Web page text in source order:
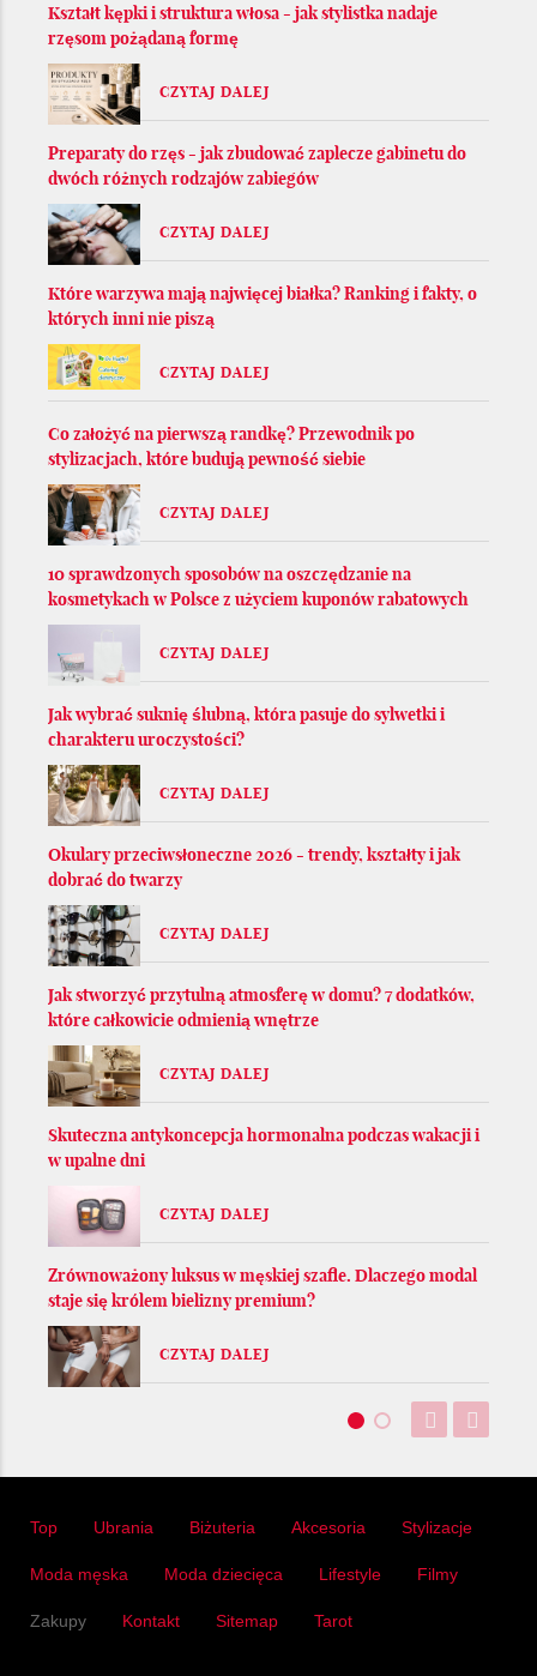
Kształt kępki i struktura włosa - jak stylistka nadaje
rzęsom pożądaną formę
CZYTAJ DALEJ
Preparaty do rzęs - jak zbudować zaplecze gabinetu do
dwóch różnych rodzajów zabiegów
CZYTAJ DALEJ
Które warzywa mają najwięcej białka? Ranking i fakty, o
których inni nie piszą
CZYTAJ DALEJ
Co założyć na pierwszą randkę? Przewodnik po
stylizacjach, które budują pewność siebie
CZYTAJ DALEJ
10 sprawdzonych sposobów na oszczędzanie na
kosmetykach w Polsce z użyciem kuponów rabatowych
CZYTAJ DALEJ
Jak wybrać suknię ślubną, która pasuje do sylwetki i
charakteru uroczystości?
CZYTAJ DALEJ
Okulary przeciwsłoneczne 2026 - trendy, kształty i jak
dobrać do twarzy
CZYTAJ DALEJ
Jak stworzyć przytulną atmosferę w domu? 7 dodatków,
które całkowicie odmienią wnętrze
CZYTAJ DALEJ
Skuteczna antykoncepcja hormonalna podczas wakacji i
w upalne dni
CZYTAJ DALEJ
Zrównoważony luksus w męskiej szafie. Dlaczego modal
staje się królem bielizny premium?
CZYTAJ DALEJ
Top Ubrania Biżuteria Akcesoria Stylizacje
Moda męska Moda dziecięca Lifestyle Filmy
Zakupy Kontakt Sitemap Tarot